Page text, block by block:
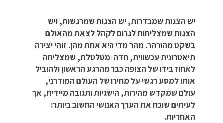
יש הצגות שמבדרות, יש הצגות שמרגשות, ויש
הצגות שמצליחות לגרום לקהל לצאת מהאולם
בשקט מהורהר. מהר מדי היא אחת מהן. זוהי יצירה
תיאטרונית עכשווית, חדה ומטלטלת, שמצליחה
לאחוז בידו של הצופה כבר מהרגע הראשון ולהוביל
אותו למסע רגשי על מחירו של העולם המודרני,
עולם שמקדש מהירות, הישגיות ותגובה מיידית, אך
לעיתים שוכח את הערך האנושי החשוב ביותר:
האחריות.